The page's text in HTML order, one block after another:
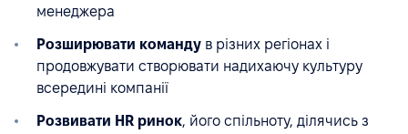
менеджера
Розширювати команду в різних регіонах і
продовжувати створювати надихаючу культуру
всередині компанії
Розвивати HR ринок, його спільноту, ділячись з